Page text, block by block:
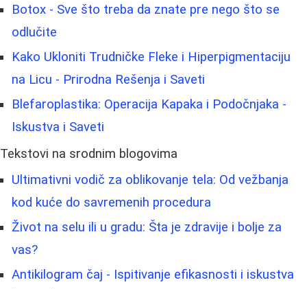
Botox - Sve što treba da znate pre nego što se
odlučite
Kako Ukloniti Trudničke Fleke i Hiperpigmentaciju
na Licu - Prirodna Rešenja i Saveti
Blefaroplastika: Operacija Kapaka i Podočnjaka -
Iskustva i Saveti
Tekstovi na srodnim blogovima
Ultimativni vodič za oblikovanje tela: Od vežbanja
kod kuće do savremenih procedura
Život na selu ili u gradu: Šta je zdravije i bolje za
vas?
Antikilogram čaj - Ispitivanje efikasnosti i iskustva